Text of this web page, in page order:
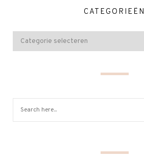
CATEGORIEËN